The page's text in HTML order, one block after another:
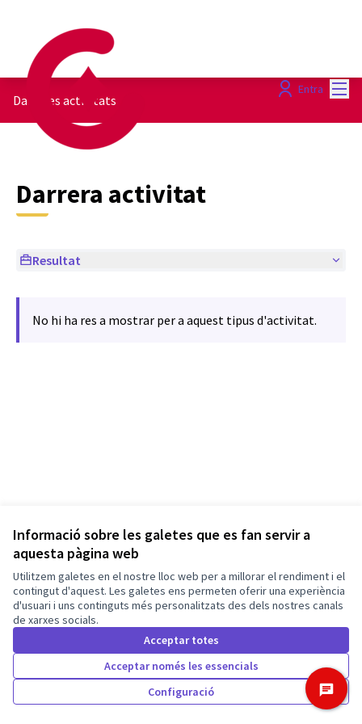
Informació sobre les galetes que es fan servir a
aquesta pàgina web
Utilitzem galetes en el nostre lloc web per a millorar el rendiment i el
contingut d'aquest. Les galetes ens permeten oferir una experiència
d'usuari i uns continguts més personalitzats des dels nostres canals
de xarxes socials.
Acceptar totes
Acceptar només les essencials
Configuració
Entra
Darreres activitats
Darrera activitat
Resultat
No hi ha res a mostrar per a aquest tipus d'activitat.
Termes i condicions d'ús
Configuració de les galetes
Barcelona En Comú a X
(Enllaç extern)
Barcelona En Comú a Facebook
(Enllaç extern)
Barcelona En Comú a Instagram
(Enllaç extern)
Barcelona En Comú a YouTube
(Enllaç extern)
Català
Triar la llenguaElegir el idioma
Made with ❤️ Web creada amb programari lliure.
Amb
(Enllaç